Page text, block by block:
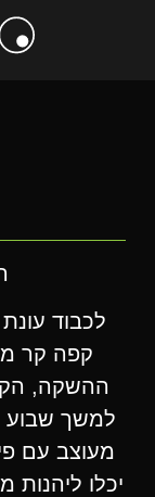
לכבוד
קפה קר
ההשקה,
מעוצב עם
יכלו